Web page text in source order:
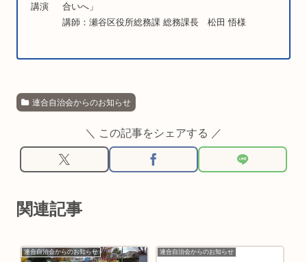
講演
合いへ」
講師：瀬谷区役所総務課 総務課長 松田 悟様
連合自治会からのお知らせ
＼ この記事をシェアする ／
関連記事
連合自治会からのお知らせ 連合自治会からのお知らせ